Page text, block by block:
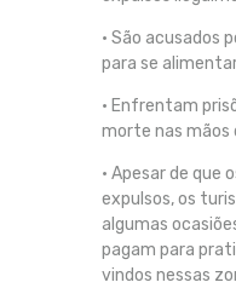
• São acusados
para se
• Enfrentam
morte nas
• Apesar de que
expulsos, os
algumas
pagam para
vindos nessas